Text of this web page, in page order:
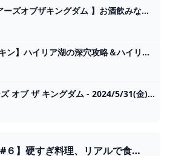
【#ゼルダの伝説ティアーズオブザキングダム 】お酒飲みながら井戸探して三千里･･･ #62 【 ファニル･δ / セルフ受肉Vtuber 】 - YouTube
【ゼルダの伝説ティアキン】ハイリア湖の深穴攻略＆ハイリア大橋の火炎グリオーク戦（フィローネに平和を！） Part109 - YouTube
ゼルダの伝説 ティアーズ オブ ザ キングダム - 2024/5/31(金) 6:59開始 - ニコニコ生放送
#６】硬すぎ料理、リアルで食べ